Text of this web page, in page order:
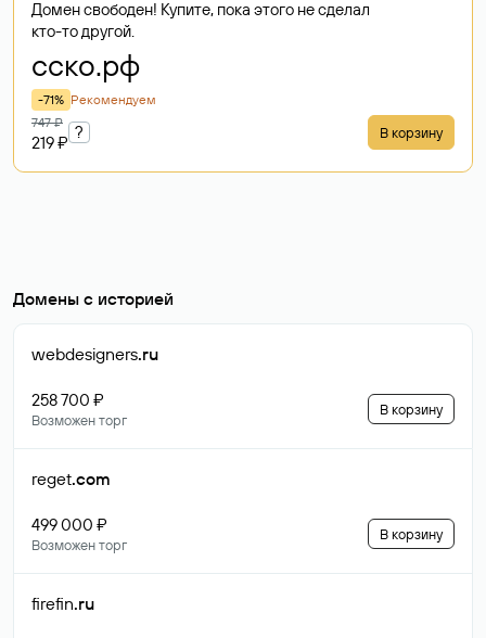
Домен свободен! Купите, пока этого не сделал
кто-то другой.
сско.рф
-71% Рекомендуем
747 ₽
219 ₽
? В корзину
Домены с историей
webdesigners.ru
258 700 ₽
Возможен торг
В корзину
reget.com
499 000 ₽
Возможен торг
В корзину
firefin.ru